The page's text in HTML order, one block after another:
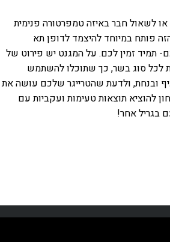
לשאול חבר באיזה טמפרטורה פנימית
פותח במיוחד להיצמד לדופן תא
תמיד זמין לכם. על המגנט יש פירוט של
לכל סוג בשר, כך שתוכלו להשתמש
ובנחת, ולדעת שהטרייגר שלכם עושה את
להוציא תוצאות טעימות ועקביות עם
בגריל אחר!